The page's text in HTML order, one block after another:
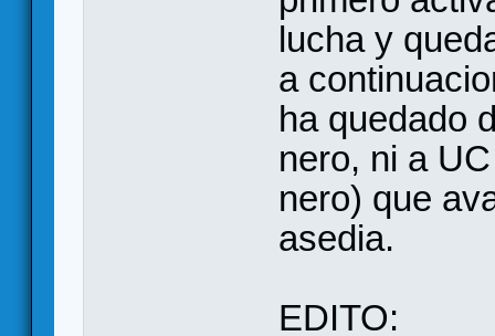
lucha y
a
ha quedado
nero, ni a
nero) que
asedia.
EDITO: